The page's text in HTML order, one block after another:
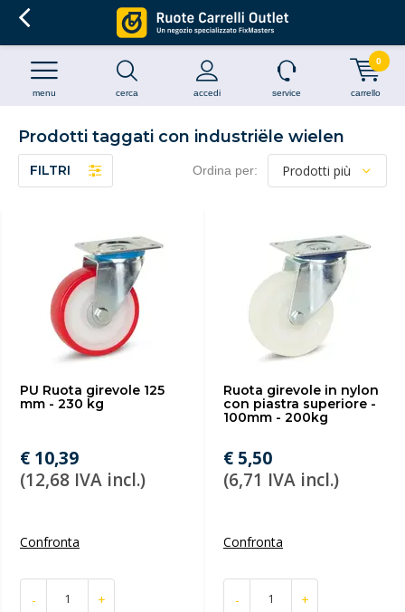
cerca accedi
menu service carrello
0
Prodotti taggati con industriële wielen
FILTRI Ordina per:
PU Ruota girevole 125
mm - 230 kg
€ 10,39
(12,68 IVA incl.)
Confronta
- +
Ruota girevole in nylon
con piastra superiore -
100mm - 200kg
€ 5,50
(6,71 IVA incl.)
Confronta
- +